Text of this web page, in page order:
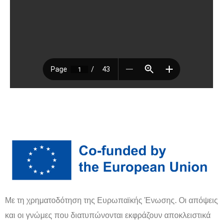
Με τη χρηματοδότηση της Ευρωπαϊκής Ένωσης. Οι απόψεις
και οι γνώμες που διατυπώνονται εκφράζουν αποκλειστικά